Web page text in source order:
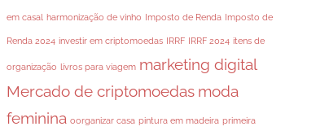
em casal harmonização de vinho Imposto de Renda Imposto de
Renda 2024 investir em criptomoedas IRRF IRRF 2024 itens de
organização livros para viagem marketing digital
Mercado de criptomoedas moda
feminina oorganizar casa pintura em madeira primeira